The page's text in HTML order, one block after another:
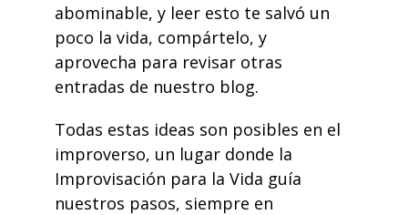
abominable, y leer esto te salvó un
poco la vida, compártelo, y
aprovecha para revisar otras
entradas de nuestro blog.
Todas estas ideas son posibles en el
improverso, un lugar donde la
Improvisación para la Vida guía
nuestros pasos, siempre en